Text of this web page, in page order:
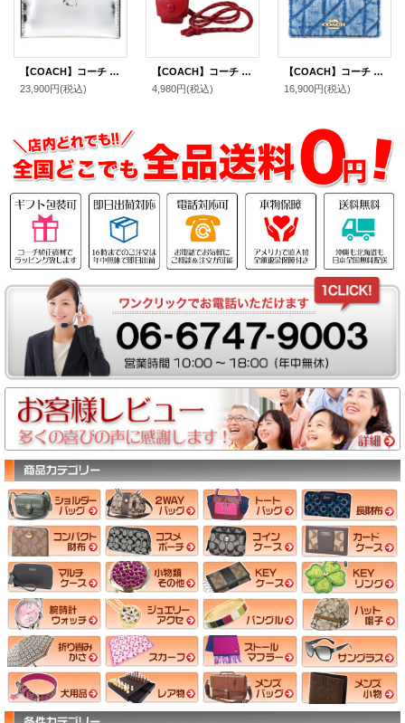
【COACH】コーチ カードケース レザー メタリック C ロゴ カードケース スリム パスケース 定期入れ 名刺入れ シルバー（日本未発売）
23,900円(税込)
【COACH】コーチ カーフレザー イヤホン airpods エアーポッズ ケース 首かけ ランヤード クリムゾン（日本未発売）
4,980円(税込)
【COACH】コーチ カードケース デニム レザー キルティング ロゴ スリム ID パスケース カードケース 定期入れ 名刺入れ インディゴ（日本未発売）
16,900円(税込)